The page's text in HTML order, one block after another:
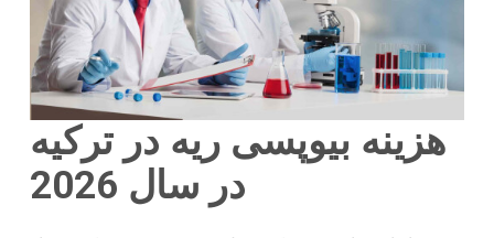
هزینه بیوپسی ریه در ترکیه
در سال 2026